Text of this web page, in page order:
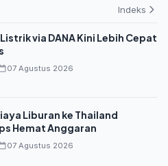
Indeks
via DANA Kini Lebih Cepat
07 Agustus 2026
Liburan ke Thailand
Hemat Anggaran
07 Agustus 2026